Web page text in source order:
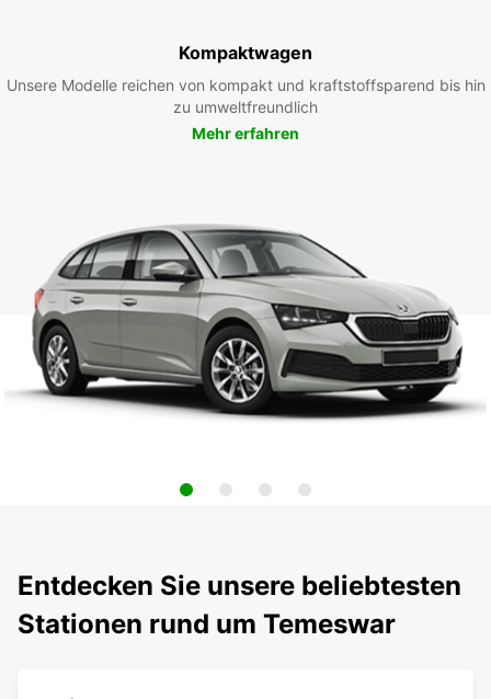
Kompaktwagen
Unsere Modelle reichen von kompakt und kraftstoffsparend bis hin
zu umweltfreundlich
Mehr erfahren
Entdecken Sie unsere beliebtesten
Stationen rund um Temeswar